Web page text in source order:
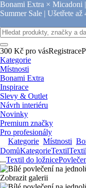
Bonami Extra × Micadoni |
Summer Sale | Ušetřete
300 Kč pro vásRegistrace
Kategorie
Místnosti
Bonami Extra
Inspirace
Slevy & Outlet
Návrh interiéru
Novinky
Premium značky
Pro profesionály
Kategorie Místnosti
DomůKategorieTextil
...Textil do ložnice
Zobrazit galerii